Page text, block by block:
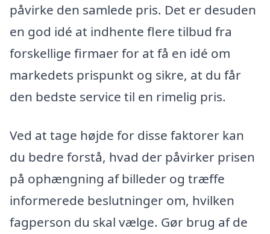
påvirke den samlede pris. Det er desuden
en god idé at indhente flere tilbud fra
forskellige firmaer for at få en idé om
markedets prispunkt og sikre, at du får
den bedste service til en rimelig pris.
Ved at tage højde for disse faktorer kan
du bedre forstå, hvad der påvirker prisen
på ophængning af billeder og træffe
informerede beslutninger om, hvilken
fagperson du skal vælge. Gør brug af de